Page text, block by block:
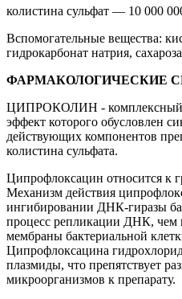
колистина сульфат — 10 000
Вспомогательные вещества:
гидрокарбонат натрия,
ФАРМАКОЛОГИЧЕСКИЕ
ЦИПРОКОЛИН - комплексный
эффект которого обусловлен
действующих компонентов
колистина сульфата.
Ципрофлоксацин относится к
Механизм действия
ингибировании ДНК-гиразы
процесс репликации ДНК, чем
мембраны бактериальной
Ципрофлоксацина
плазмиды, что препятствует
микроорганизмов к препарату.